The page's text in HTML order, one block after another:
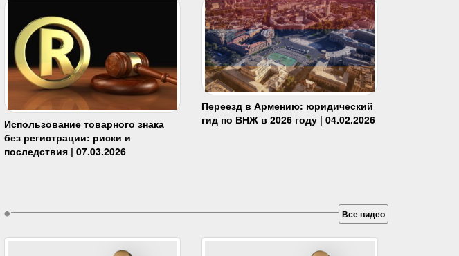
Использование товарного знака
без регистрации: риски и
последствия | 07.03.2026
Переезд в Армению: юридический
гид по ВНЖ в 2026 году | 04.02.2026
• Все видео